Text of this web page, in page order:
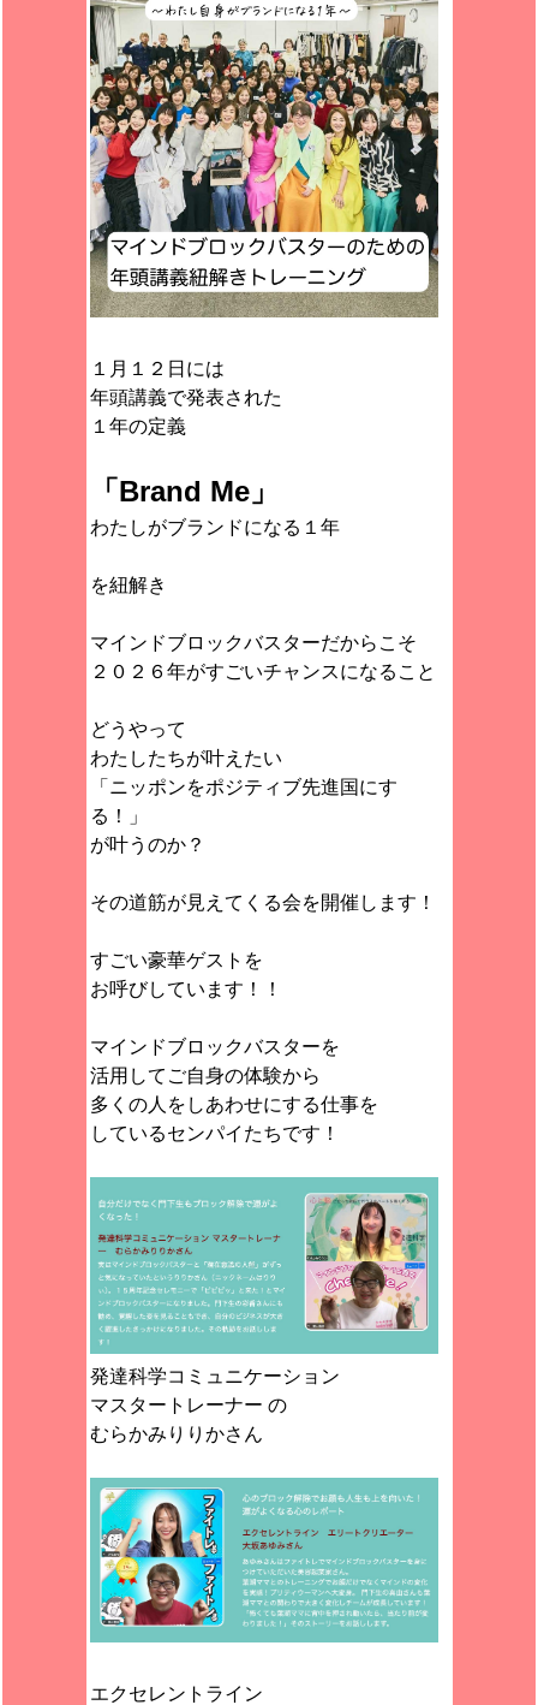
１月１２日には
年頭講義で発表された
１年の定義
「Brand Me」
わたしがブランドになる１年
を紐解き
マインドブロックバスターだからこそ
２０２６年がすごいチャンスになること
どうやって
わたしたちが叶えたい
「ニッポンをポジティブ先進国にす
る！」
が叶うのか？
その道筋が見えてくる会を開催します！
すごい豪華ゲストを
お呼びしています！！
マインドブロックバスターを
活用してご自身の体験から
多くの人をしあわせにする仕事を
しているセンパイたちです！
発達科学コミュニケーション
マスタートレーナー の
むらかみりりかさん
エクセレントライン